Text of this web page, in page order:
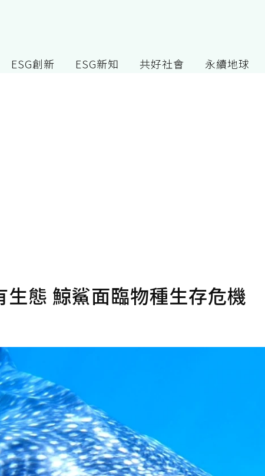
ESG創新 ESG新知 共好社會 永續地球
態 鯨鯊面臨物種生存危機